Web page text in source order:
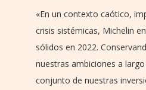
«En un contexto caótico,
crisis sistémicas, Michelin
sólidos en 2022.
nuestras ambiciones a
conjunto de nuestras